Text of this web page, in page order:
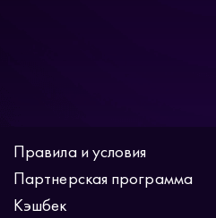
Правила и условия
Партнерская программа
Кэшбек